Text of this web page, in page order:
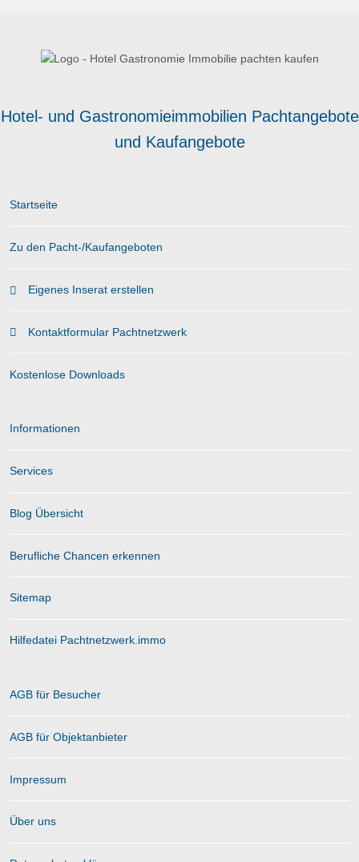
Hotel- und Gastronomieimmobilien Pachtangebote
und Kaufangebote
Startseite
Zu den Pacht-/Kaufangeboten
Eigenes Inserat erstellen
Kontaktformular Pachtnetzwerk
Kostenlose Downloads
Informationen
Services
Blog Übersicht
Berufliche Chancen erkennen
Sitemap
Hilfedatei Pachtnetzwerk.immo
AGB für Besucher
AGB für Objektanbieter
Impressum
Über uns